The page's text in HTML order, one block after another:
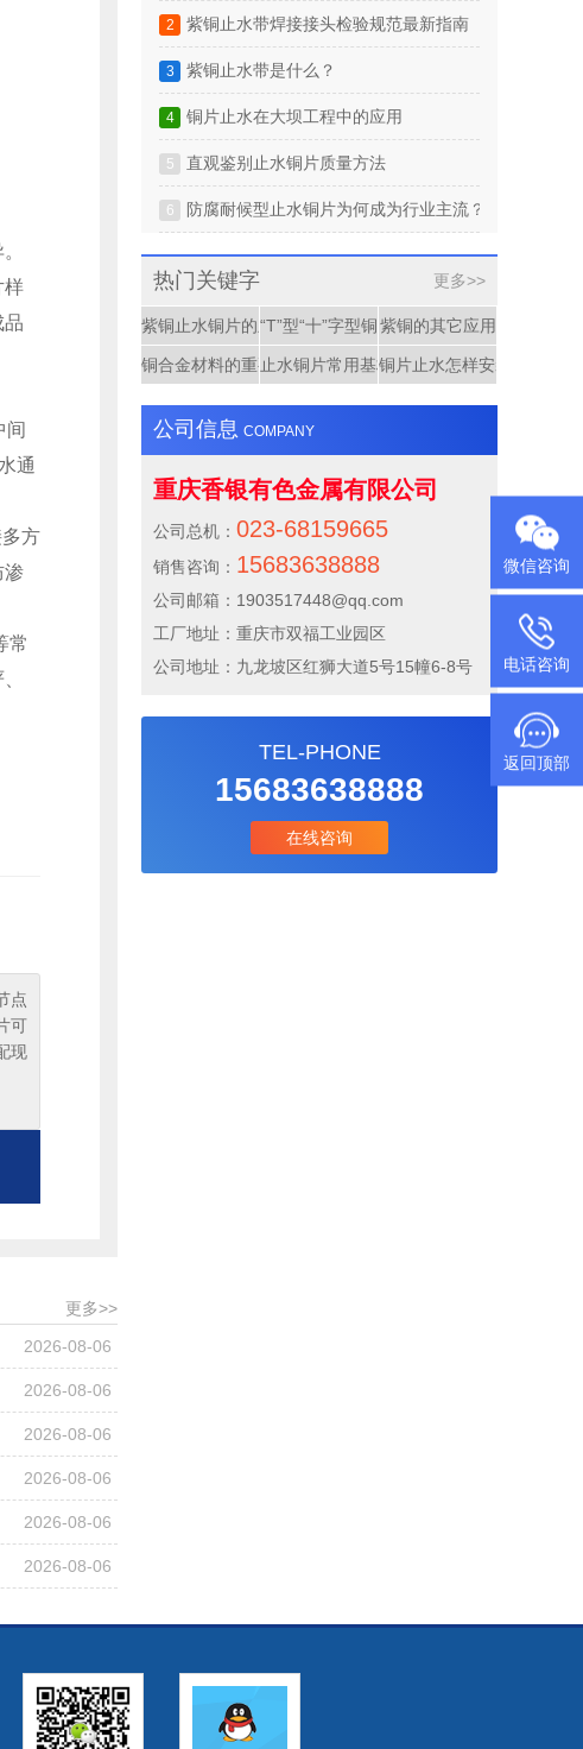
样
品
间
通
方
渗
常
点
可
现
更多>>
2026-08-06
2026-08-06
2026-08-06
2026-08-06
2026-08-06
2026-08-06
2 紫铜止水带焊接接头检验规范最新指南（2025）
3 紫铜止水带是什么？
4 铜片止水在大坝工程中的应用
5 直观鉴别止水铜片质量方法
6 防腐耐候型止水铜片为何成为行业主流？
热门关键字 更多>>
紫铜止水铜片的止水类型“T”型“十”字型铜止水接头
紫铜的其它应用
铜合金材料的重要地位和作用止水铜片常用基材材质有哪些，性能差别在
铜片止水怎样安装
公司信息 COMPANY
重庆香银有色金属有限公司
公司总机： 023-68159665
销售咨询： 15683638888
公司邮箱：1903517448@qq.com
工厂地址：重庆市双福工业园区
公司地址：九龙坡区红狮大道5号15幢6-8号
TEL-PHONE
15683638888
在线咨询
微信咨询
电话咨询
返回顶部